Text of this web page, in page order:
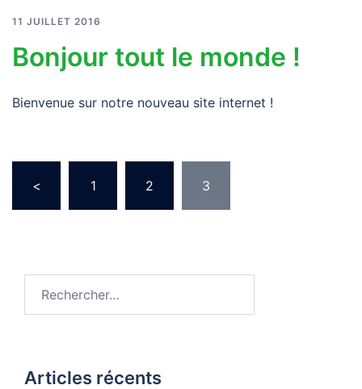
11 JUILLET 2016
Bonjour tout le monde !
Bienvenue sur notre nouveau site internet !
des
publications
< 1 2 3
Articles récents